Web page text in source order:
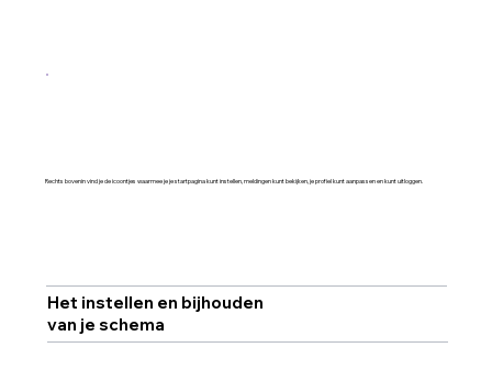
Rechts bovenin vind je de icoontjes waarmee je je startpagina kunt instellen, meldingen kunt bekijken, je profiel kunt aanpassen en kunt uitloggen.
Het instellen en bijhouden
van je schema